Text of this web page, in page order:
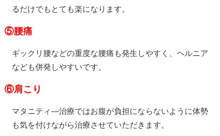
るだけでもとても楽になります。
⑤腰痛
ギックリ腰などの重度な腰痛も発生しやすく、ヘルニア
なども併発しやすいです。
⑥肩こり
マタニティ―治療ではお腹が負担にならないように体勢
も気を付けながら治療させていただきます。